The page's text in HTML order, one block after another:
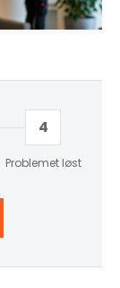
4
Problemet løst